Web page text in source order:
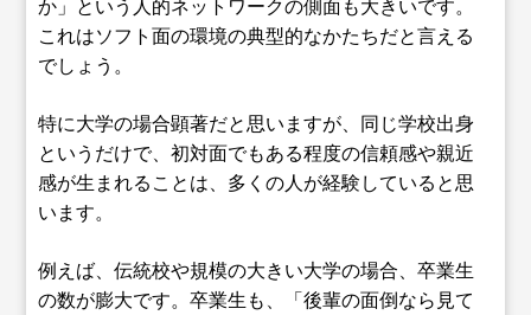
か」という人的ネットワークの側面も大きいです。
これはソフト面の環境の典型的なかたちだと言える
でしょう。
特に大学の場合顕著だと思いますが、同じ学校出身
というだけで、初対面でもある程度の信頼感や親近
感が生まれることは、多くの人が経験していると思
います。
例えば、伝統校や規模の大きい大学の場合、卒業生
の数が膨大です。卒業生も、「後輩の面倒なら見て